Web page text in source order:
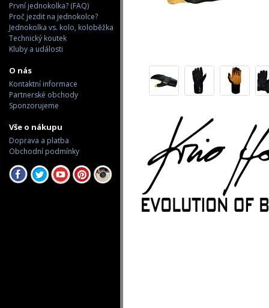
První jednokolka? (FAQ)
Proč jezdit na jednokolce?
Jednokolka vs. kolo, koloběžka
Technický koutek
Kluby a události
O nás
Kontaktní informace
Partnerské obchody
Sponzorujeme
Vše o nákupu
Doprava a platba
Obchodní podmínky